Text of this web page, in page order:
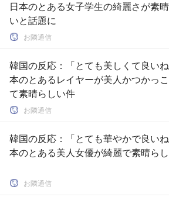
日本のとある女子学生の綺麗さが素
いと話題に
お隣通信
韓国の反応：「とても美しくて良い
本のとあるレイヤーが美人かつかっこ
て素晴らしい件
お隣通信
韓国の反応：「とても華やかで良い
本のとある美人女優が綺麗で素晴ら
お隣通信